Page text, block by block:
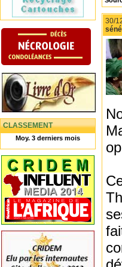
CLASSEMENT
Moy. 3 derniers mois
30/